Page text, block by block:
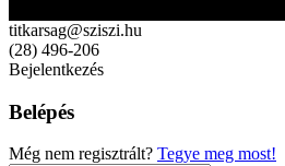
titkarsag@sziszi.hu
(28) 496-206
Bejelentkezés
Belépés
Még nem regisztrált? Tegye meg most!